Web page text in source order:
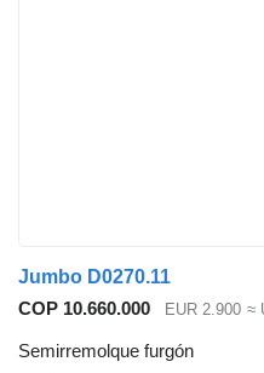
Jumbo D0270.11
COP 10.660.000
EUR 2.900 ≈
Semirremolque furgón